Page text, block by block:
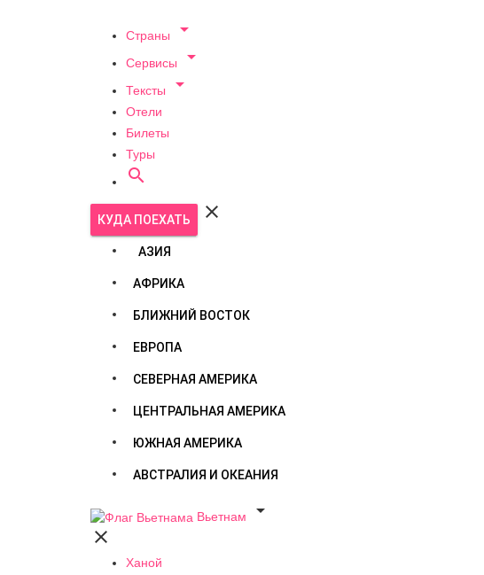
Страны 
Сервисы 
Тексты 
Отели
Билеты
Туры

КУДА ПОЕХАТЬ 
АЗИЯ
АФРИКА
БЛИЖНИЙ ВОСТОК
ЕВРОПА
СЕВЕРНАЯ АМЕРИКА
ЦЕНТРАЛЬНАЯ АМЕРИКА
ЮЖНАЯ АМЕРИКА
АВСТРАЛИЯ И ОКЕАНИЯ
Вьетнам


Ханой